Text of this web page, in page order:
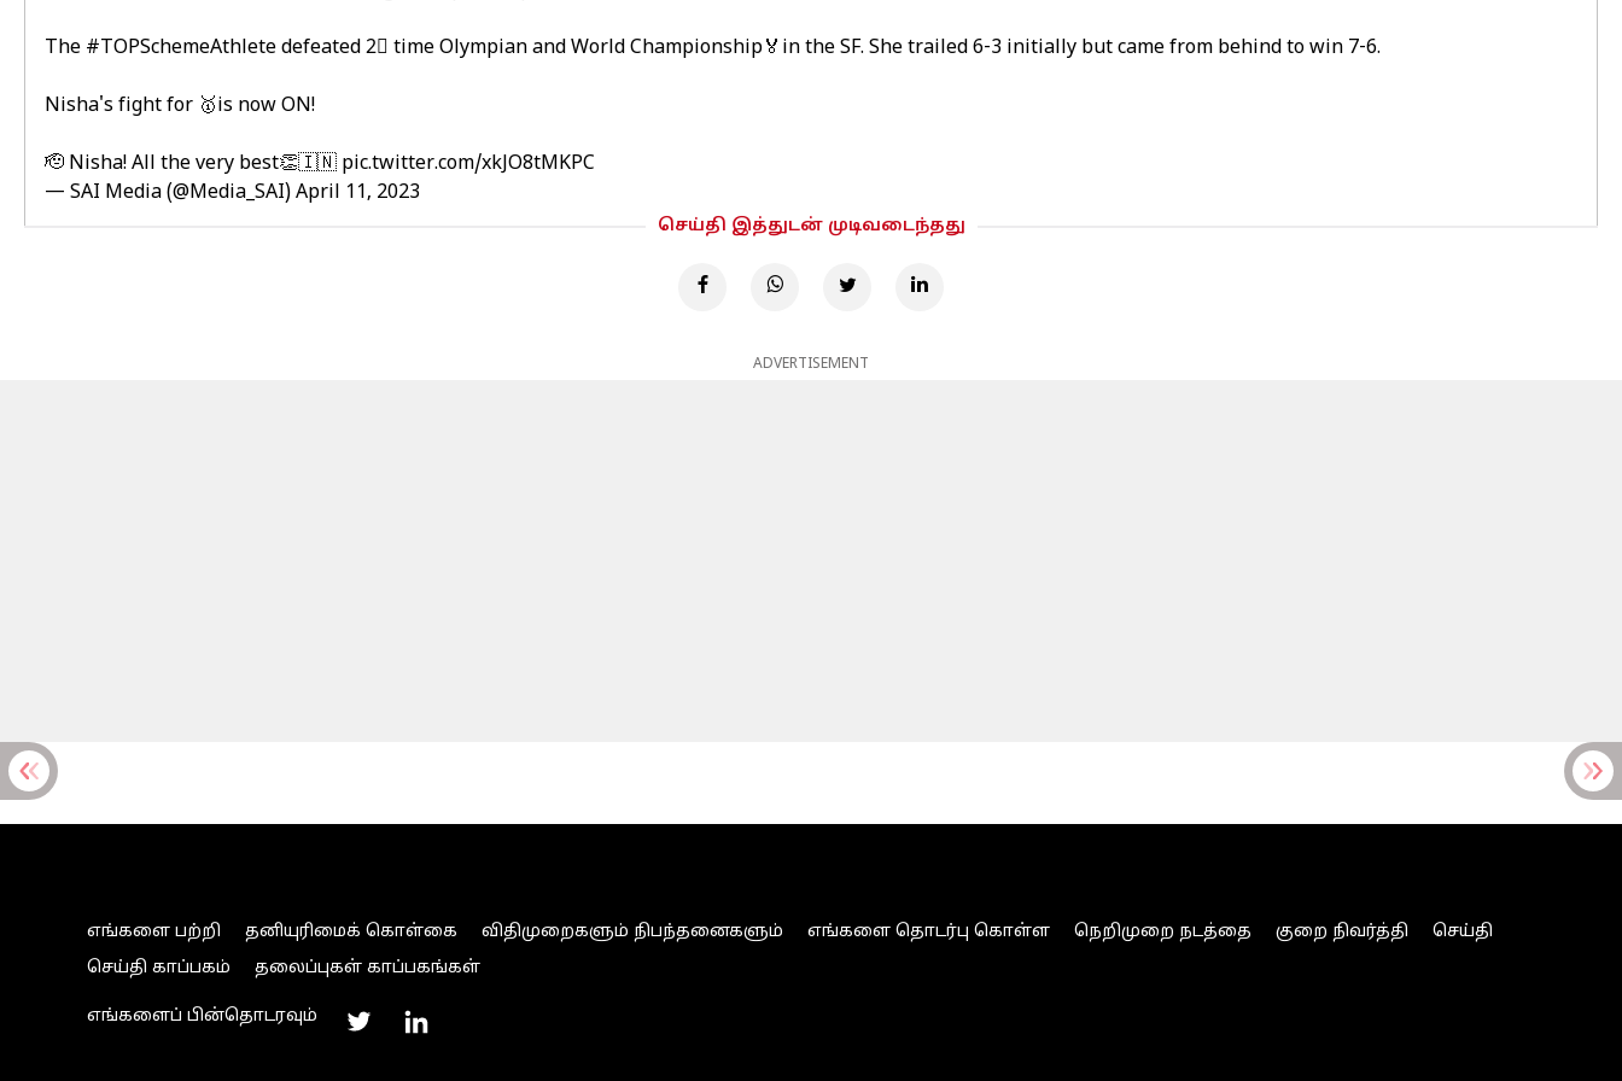
The #TOPSchemeAthlete defeated 2⃣ time Olympian and World Championship🏅in the SF. She trailed 6-3 initially but came from behind to win 7-6.
Nisha's fight for 🥇is now ON!
🫡 Nisha! All the very best👏🇮🇳 pic.twitter.com/xkJO8tMKPC
— SAI Media (@Media_SAI) April 11, 2023
செய்தி இத்துடன் முடிவடைந்தது
ADVERTISEMENT
எங்களை பற்றி தனியுரிமைக் கொள்கை விதிமுறைகளும் நிபந்தனைகளும் எங்களை தொடர்பு கொள்ள நெறிமுறை நடத்தை குறை நிவர்த்தி
செய்தி
செய்தி காப்பகம்
தலைப்புகள் காப்பகங்கள்
எங்களைப் பின்தொடரவும்